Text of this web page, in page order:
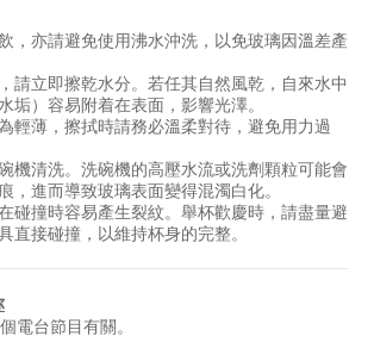
，亦請避免使用沸水沖洗，以免玻璃因溫差產
請立即擦乾水分。若任其自然風乾，自來水中
垢）容易附着在表面，影響光澤。
輕薄，擦拭時請務必溫柔對待，避免用力過
機清洗。洗碗機的高壓水流或洗劑顆粒可能會
，進而導致玻璃表面變得混濁白化。
碰撞時容易產生裂紋。舉杯歡慶時，請盡量避
直接碰撞，以維持杯身的完整。
電台節目有關。